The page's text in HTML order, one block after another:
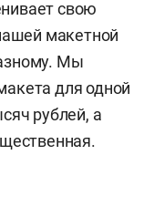
свою
макетной
Мы
для одной
рублей, а